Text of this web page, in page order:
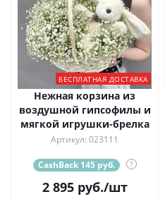
БЕСПЛАТНАЯ ДОСТАВКА
Нежная корзина из
воздушной гипсофилы и
мягкой игрушки-брелка
Артикул: 023111
CashBack 145 руб. ?
2 895руб./шт